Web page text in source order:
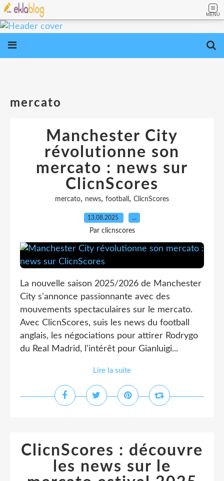
MENU
mercato
Manchester City
révolutionne son
mercato : news sur
ClicnScores
mercato, news, football , ClicnScores
13.08.2025 …
Par clicnscores
La nouvelle saison 2025/2026 de Manchester
City s'annonce passionnante avec des
mouvements spectaculaires sur le mercato.
Avec ClicnScores, suis les news du football
anglais, les négociations pour attirer Rodrygo
du Real Madrid, l'intérêt pour Gianluigi...
Lire la suite
ClicnScores : découvre
les news sur le